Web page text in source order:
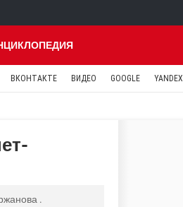
ВКОНТАКТЕ ВИДЕО GOOGLE YANDEX
.